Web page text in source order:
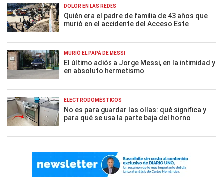
DOLOR EN LAS REDES
Quién era el padre de familia de 43 años que
murió en el accidente del Acceso Este
MURIÓ EL PAPÁ DE MESSI
El último adiós a Jorge Messi, en la intimidad y
en absoluto hermetismo
ELECTRODOMÉSTICOS
No es para guardar las ollas: qué significa y
para qué se usa la parte baja del horno